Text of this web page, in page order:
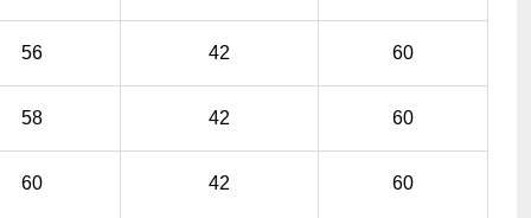
56 42 60
58 42 60
60 42 60